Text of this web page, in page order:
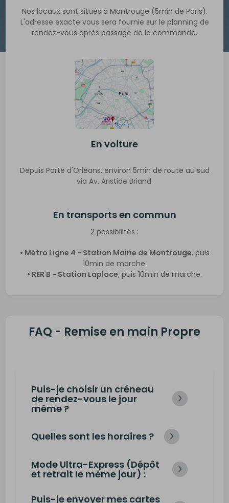
Nos locaux sont situés à Montrouge (5min de Paris).
L'adresse exacte vous sera fournie sur le planning de
rendez-vous après passage de la commande.
En voiture
Depuis Porte d'Orléans, environ 5min de route au sud
via Av. Aristide Briand.
En transports en commun
2 possibilités :
• Métro Ligne 4 - Station Mairie de Montrouge, puis
10min de marche.
• RER B - Station Laplace, puis 10min de marche.
FAQ - Remise en main Propre
Puis-je choisir un créneau
de rendez-vous le jour
même ?
Pour des raisons d’organisation et
de gestion interne, les rendez-
vous doivent être réservés au
moins 24h à l’avance.
seules disponibilités : aucun
Quelles sont les horaires ?
DuLundi au Vendredi
19h.
Mode Ultra-Express (Dépôt
et retrait le même jour) :
Puis-je envoyer mes cartes